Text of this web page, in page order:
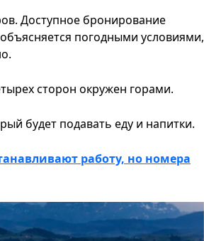
Доступное бронирование
погодными условиями,
сторон окружен горами.
будет подавать еду и напитки.
работу, но номера